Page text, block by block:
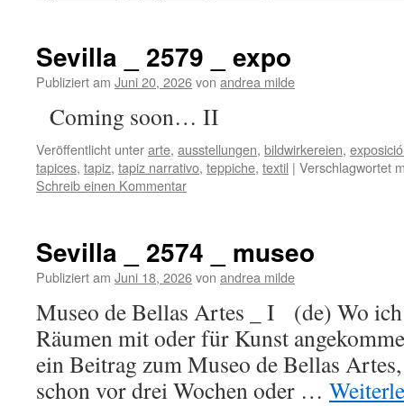
Sevilla _ 2579 _ expo
Publiziert am Juni 20, 2026von andrea milde
Coming soon… II
Veröffentlicht unterarte, ausstellungen, bildwirkereien,
tapices, tapiz, tapiz narrativo, teppiche, textil | Verschlagwortet
Schreib einen Kommentar
Sevilla _ 2574 _ museo
Publiziert am Juni 18, 2026von andrea milde
Museo de Bellas Artes _ I (de) Wo ich
Räumen mit oder für Kunst
ein Beitrag zum Museo de Bellas
schon vor drei Wochen oder …